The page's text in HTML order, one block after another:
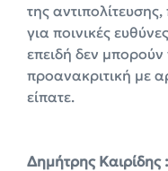
της
για ποινικές
επειδή δεν
προανακριτική με
είπατε.
Δημήτρης Καιρίδης :